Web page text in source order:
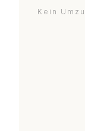
Kein